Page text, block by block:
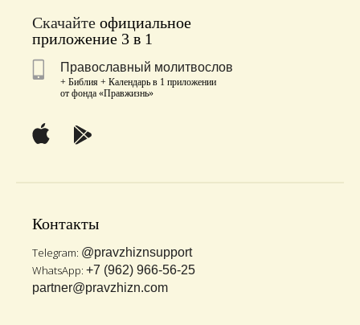
Скачайте официальное
приложение 3 в 1
Православный молитвослов
+ Библия + Календарь в 1 приложении
от фонда «Правжизнь»
Контакты
Telegram: @pravzhiznsupport
WhatsApp: +7 (962) 966-56-25
partner@pravzhizn.com